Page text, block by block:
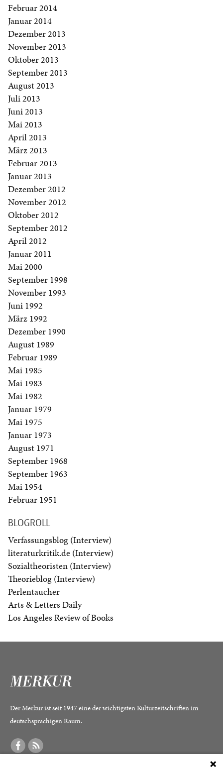
Februar 2014
Januar 2014
Dezember 2013
November 2013
Oktober 2013
September 2013
August 2013
Juli 2013
Juni 2013
Mai 2013
April 2013
März 2013
Februar 2013
Januar 2013
Dezember 2012
November 2012
Oktober 2012
September 2012
April 2012
Januar 2011
Mai 2000
September 1998
November 1993
Juni 1992
März 1992
Dezember 1990
August 1989
Februar 1989
Mai 1985
Mai 1983
Mai 1982
Januar 1979
Mai 1975
Januar 1973
August 1971
September 1968
September 1963
Mai 1954
Februar 1951
BLOGROLL
Verfassungsblog (Interview)
literaturkritik.de (Interview)
Sozialtheoristen (Interview)
Theorieblog (Interview)
Perlentaucher
Arts & Letters Daily
Los Angeles Review of Books
Der Merkur ist seit 1947 eine der wichtigsten Kulturzeitschriften im
deutschsprachigen Raum.